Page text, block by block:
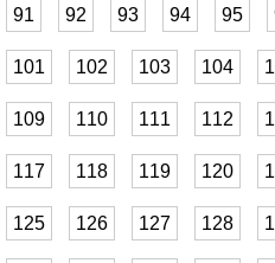
91 92 93 94 95
101 102 103 104
109 110 111 112
117 118 119 120
125 126 127 128